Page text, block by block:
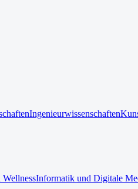
Ingenieurwissenschaften
WellnessInformatik und Digitale